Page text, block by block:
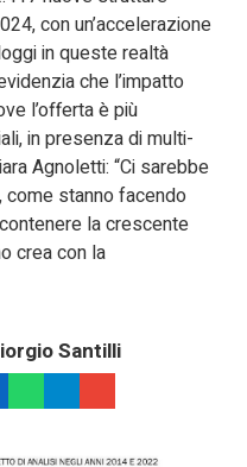
con un’accelerazione
in queste realtà
che l’impatto
l’offerta è più
in presenza di multi-
Agnoletti: “Ci sarebbe
come stanno facendo
la crescente
crea con la
Santilli